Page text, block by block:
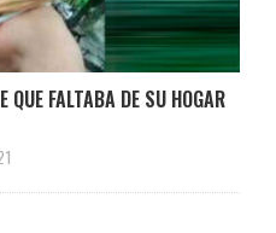
QUE FALTABA DE SU HOGAR